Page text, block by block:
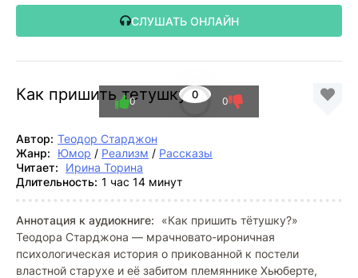
СЛУШАТЬ ОНЛАЙН
Как пришить тетушку 0
0 0
Автор: Теодор Старджон
Жанр:
Юмор / Реализм / Рассказы
Читает:
Ирина Торина
Длительность: 1 час 14 минут
Аннотация к аудиокниге:
«Как пришить тётушку?»
Теодора Старджона — мрачновато-ироничная
психологическая история о прикованной к постели
властной старухе и её забитом племяннике Хьюберте,